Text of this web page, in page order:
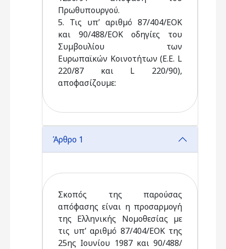
Πρωθυπουργού.
5. Τις υπ’ αριθµό 87/404/ΕΟΚ
και 90/488/ΕΟΚ οδηγίες του
Συµβουλίου των
Ευρωπαϊκών Κοινοτήτων (Ε.Ε. L
220/87 και L 220/90),
αποφασίζουµε:
Άρθρο 1
Σκοπός της παρούσας
απόφασης είναι η προσαρµογή
της Ελληνικής Νοµοθεσίας µε
τις υπ’ αριθµό 87/404/ΕΟΚ της
25ης Ιουνίου 1987 και 90/488/